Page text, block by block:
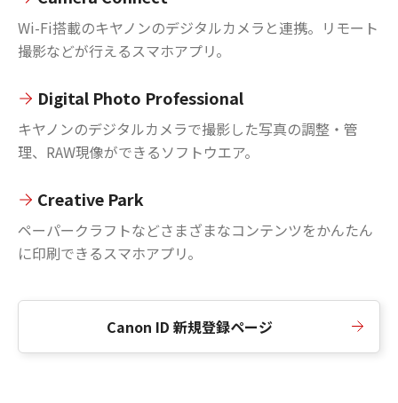
Wi-Fi搭載のキヤノンのデジタルカメラと連携。リモート
撮影などが行えるスマホアプリ。
Digital Photo Professional
キヤノンのデジタルカメラで撮影した写真の調整・管
理、RAW現像ができるソフトウエア。
Creative Park
ペーパークラフトなどさまざまなコンテンツをかんたん
に印刷できるスマホアプリ。
Canon ID 新規登録ページ